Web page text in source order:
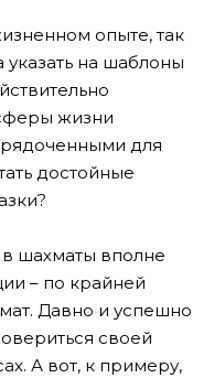
опыте, так
указать на шаблоны
жизни
для
достойные
шахматы вполне
– по крайней
Давно и успешно
своей
А вот, к примеру,